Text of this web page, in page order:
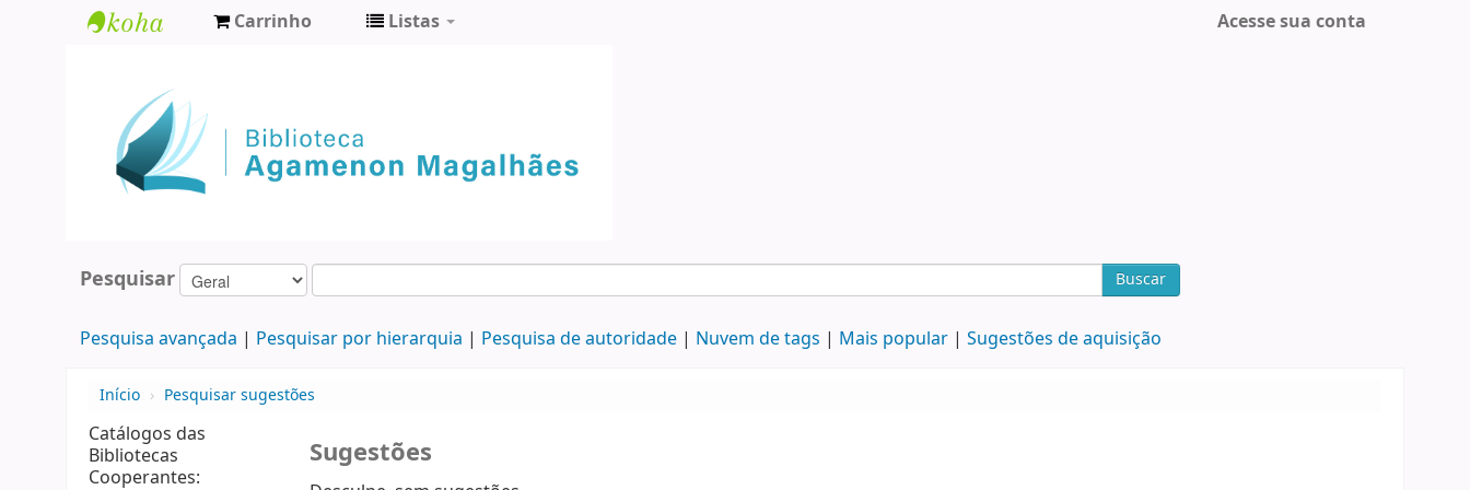
Agamenon
Magalhães
Carrinho Listas Acesse sua conta
Pesquisar Buscar
Pesquisa avançada Pesquisar por hierarquia Pesquisa de autoridade Nuvem de tags Mais popular Sugestões de aquisição
Início › Pesquisar sugestões
Catálogos das
Bibliotecas
Cooperantes:
Sugestões